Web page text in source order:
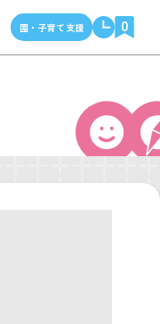
園・子育て支援 0